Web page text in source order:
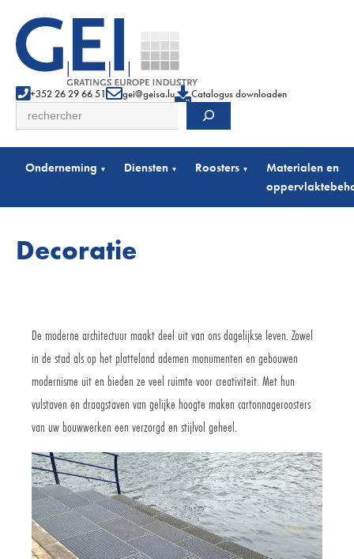
+352 26 29 66 51 gei@geisa.lu Catalogus downloaden
Zoeken
Onderneming ▾ Diensten ▾ Roosters ▾
Materialen en
Decoratie
De moderne architectuur maakt deel uit van ons dagelijkse leven. Zowel
in de stad als op het platteland ademen monumenten en gebouwen
modernisme uit en bieden ze veel ruimte voor creativiteit. Met hun
vulstaven en draagstaven van gelijke hoogte maken cartonnageroosters
van uw bouwwerken een verzorgd en stijlvol geheel.